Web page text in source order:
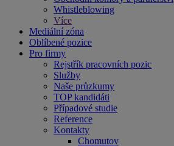
Whistleblowing
Více
Mediální zóna
Oblíbené pozice
Pro firmy
Rejstřík pracovních pozic
Služby
Naše průzkumy
TOP kandidáti
Případové studie
Reference
Kontakty
Chomutov